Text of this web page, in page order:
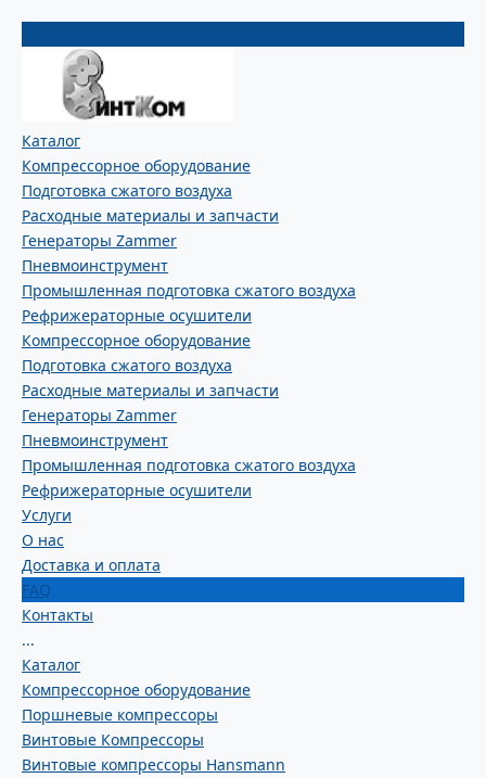
Каталог
Компрессорное оборудование
Подготовка сжатого воздуха
Расходные материалы и запчасти
Генераторы Zammer
Пневмоинструмент
Промышленная подготовка сжатого воздуха
Рефрижераторные осушители
Компрессорное оборудование
Подготовка сжатого воздуха
Расходные материалы и запчасти
Генераторы Zammer
Пневмоинструмент
Промышленная подготовка сжатого воздуха
Рефрижераторные осушители
Услуги
О нас
Доставка и оплата
FAQ
Контакты
...
Каталог
Компрессорное оборудование
Поршневые компрессоры
Винтовые Компрессоры
Винтовые компрессоры Hansmann